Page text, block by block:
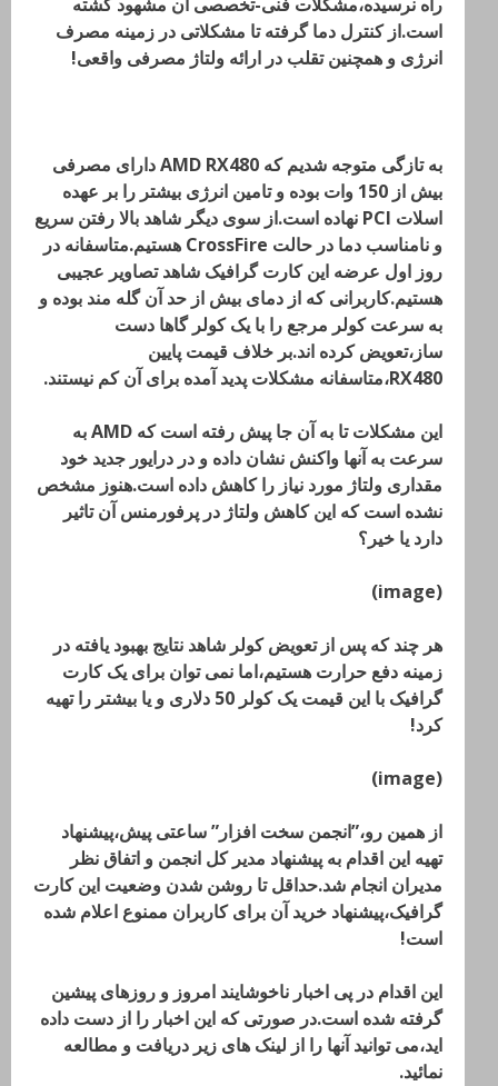
است.از کنترل دما گرفته تا مشکلاتی در زمینه مصرف
انرژی و همچنین تقلب در ارائه ولتاژ مصرفی واقعی!
به تازگی متوجه شدیم که AMD RX480 دارای مصرفی
بیش از 150 وات بوده و تامین انرژی بیشتر را بر عهده
اسلات PCI نهاده است.از سوی دیگر شاهد بالا رفتن سریع
و نامناسب دما در حالت CrossFire هستیم.متاسفانه در
روز اول عرضه این کارت گرافیک شاهد تصاویر عجیبی
هستیم.کاربرانی که از دمای بیش از حد آن گله مند بوده و
به سرعت کولر مرجع را با یک کولر گاها دست
ساز،تعویض کرده اند.بر خلاف قیمت پایین
RX480،متاسفانه مشکلات پدید آمده برای آن کم نیستند.
این مشکلات تا به آن جا پیش رفته است که AMD به
سرعت به آنها واکنش نشان داده و در درایور جدید خود
مقداری ولتاژ مورد نیاز را کاهش داده است.هنوز مشخص
نشده است که این کاهش ولتاژ در پرفورمنس آن تاثیر
دارد یا خیر؟
(image)
هر چند که پس از تعویض کولر شاهد نتایج بهبود یافته در
زمینه دفع حرارت هستیم،اما نمی توان برای یک کارت
گرافیک با این قیمت یک کولر 50 دلاری و یا بیشتر را تهیه
کرد!
(image)
از همین رو،”انجمن سخت افزار” ساعتی پیش،پیشنهاد
تهیه این اقدام به پیشنهاد مدیر کل انجمن و اتفاق نظر
مدیران انجام شد.حداقل تا روشن شدن وضعیت این کارت
گرافیک،پیشنهاد خرید آن برای کاربران ممنوع اعلام شده
است!
این اقدام در پی اخبار ناخوشایند امروز و روزهای پیشین
گرفته شده است.در صورتی که این اخبار را از دست داده
اید،می توانید آنها را از لینک های زیر دریافت و مطالعه
نمائید.